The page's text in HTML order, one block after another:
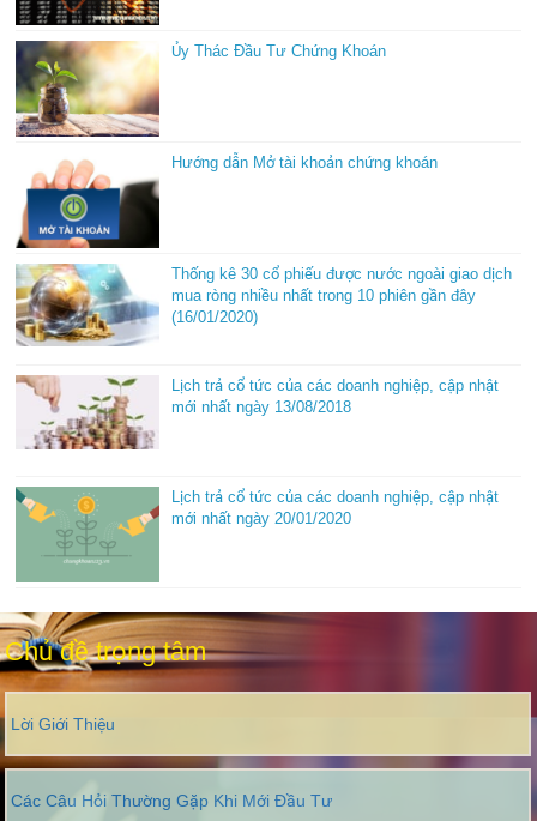
Ủy Thác Đầu Tư Chứng Khoán
Hướng dẫn Mở tài khoản chứng khoán
Thống kê 30 cổ phiếu được nước ngoài giao dịch
mua ròng nhiều nhất trong 10 phiên gần đây
(16/01/2020)
Lịch trả cổ tức của các doanh nghiệp, cập nhật
mới nhất ngày 13/08/2018
Lịch trả cổ tức của các doanh nghiệp, cập nhật
mới nhất ngày 20/01/2020
Chủ đề trọng tâm
Lời Giới Thiệu
Các Câu Hỏi Thường Gặp Khi Mới Đầu Tư